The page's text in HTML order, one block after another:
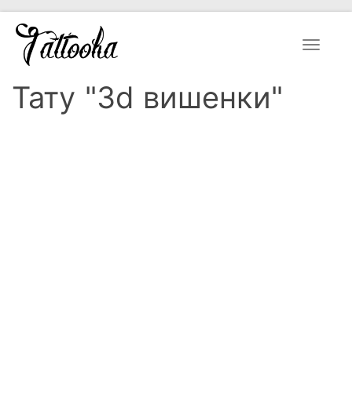
Toggle
Тату "3d вишенки"